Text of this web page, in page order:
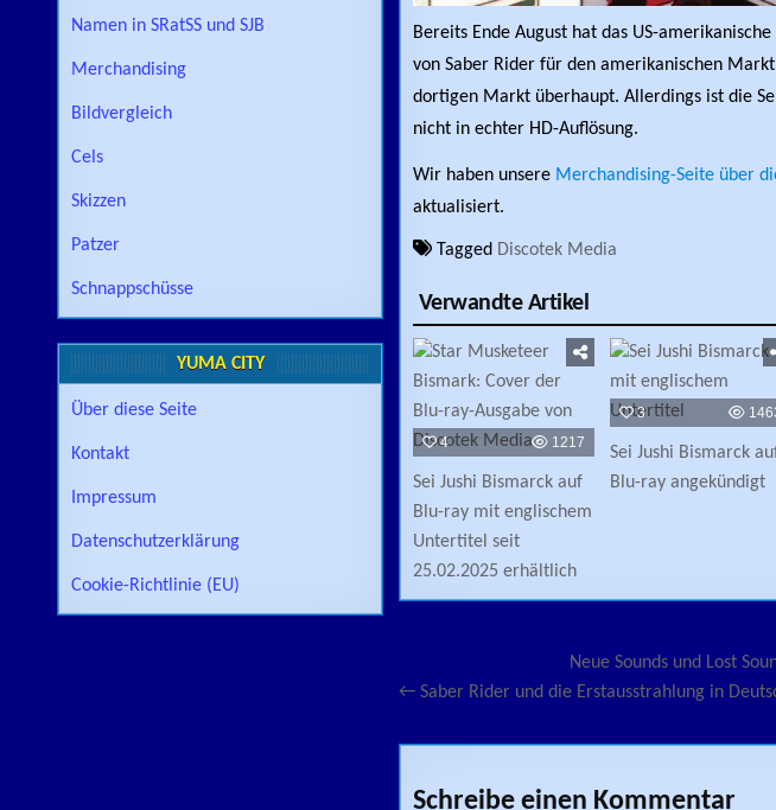
Bereits Ende August hat das US-amerikanische
von Saber Rider für den amerikanischen
dortigen Markt überhaupt. Allerdings ist die
nicht in echter HD-Auflösung.
Wir haben unsere Merchandising-Seite über
aktualisiert.
Tagged Discotek Media
Verwandte Artikel
4 1217
Sei Jushi Bismarck auf
Blu-ray mit englischem
Untertitel seit
25.02.2025 erhältlich
3
Sei Jushi Bismarck
Blu-ray angekündigt
BeitragsnavigationNeue Sounds und Lost
← Saber Rider und die Erstausstrahlung in
Schreibe einen Kommentar
Namen in SRatSS und SJB
Merchandising
Bildvergleich
Cels
Skizzen
Patzer
Schnappschüsse
YUMA CITY
Über diese Seite
Kontakt
Impressum
Datenschutzerklärung
Cookie-Richtlinie (EU)